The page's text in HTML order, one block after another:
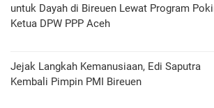
untuk Dayah di Bireuen Lewat Program
Ketua DPW PPP Aceh
Jejak Langkah Kemanusiaan, Edi Saputra
Kembali Pimpin PMI Bireuen